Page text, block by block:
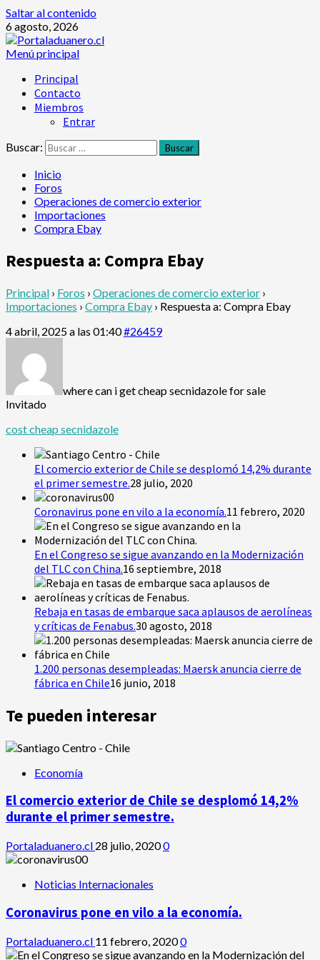
Saltar al contenido
6 agosto, 2026
Menú principal
Principal
Contacto
Miembros
Entrar
Buscar:
Inicio
Foros
Operaciones de comercio exterior
Importaciones
Compra Ebay
Respuesta a: Compra Ebay
Principal › Foros › Operaciones de comercio exterior ›
Importaciones › Compra Ebay › Respuesta a: Compra Ebay
4 abril, 2025 a las 01:40#26459
where can i get cheap secnidazole for sale
Invitado
cost cheap secnidazole
El comercio exterior de Chile se desplomó 14,2% durante
el primer semestre.28 julio, 2020
Coronavirus pone en vilo a la economía.11 febrero, 2020
En el Congreso se sigue avanzando en la Modernización
del TLC con China.16 septiembre, 2018
Rebaja en tasas de embarque saca aplausos de aerolíneas
y críticas de Fenabus.30 agosto, 2018
1.200 personas desempleadas: Maersk anuncia cierre de
fábrica en Chile16 junio, 2018
Te pueden interesar
Economía
El comercio exterior de Chile se desplomó 14,2%
durante el primer semestre.
Portaladuanero.cl 28 julio, 20200
Noticias Internacionales
Coronavirus pone en vilo a la economía.
Portaladuanero.cl 11 febrero, 20200